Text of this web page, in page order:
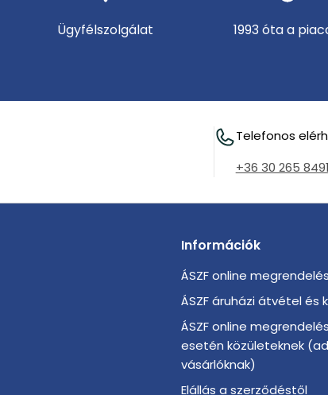
Ügyfélszolgálat 1993 óta a
Telefonos
+36 30 265 8491
Információk
ÁSZF online
ÁSZF áruházi átvétel
ÁSZF online
esetén közületeknek
vásárlóknak)
Elállás a szerződéstől